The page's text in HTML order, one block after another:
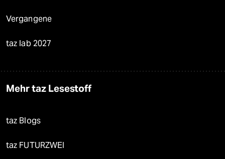
Vergangene
taz lab 2027
Mehr taz Lesestoff
taz Blogs
taz FUTURZWEI